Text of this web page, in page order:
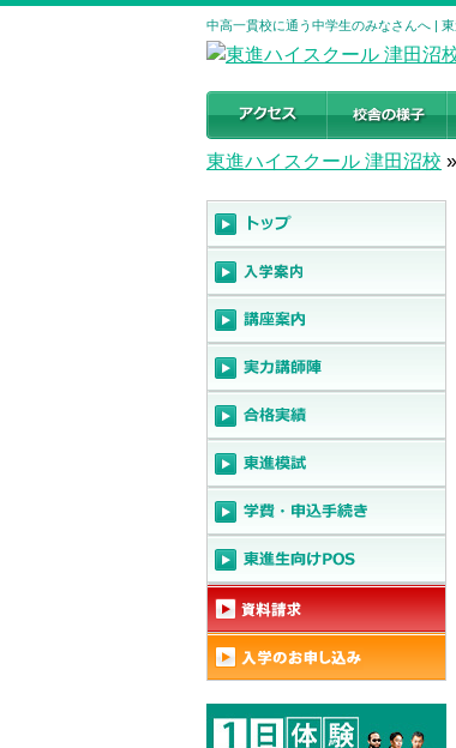
中高一貫校に通う中学生のみなさんへ |
東進ハイスクール 津田沼校 »